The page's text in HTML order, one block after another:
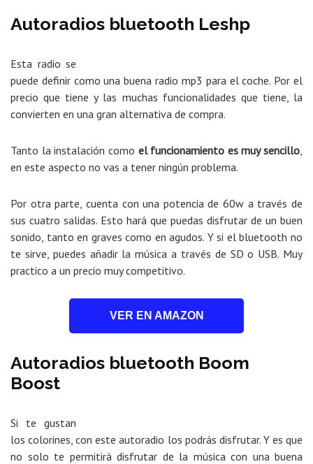
Autoradios bluetooth Leshp
Esta radio se
puede definir como una buena radio mp3 para el coche. Por el
precio que tiene y las muchas funcionalidades que tiene, la
convierten en una gran alternativa de compra.
Tanto la instalación como el funcionamiento es muy sencillo,
en este aspecto no vas a tener ningún problema.
Por otra parte, cuenta con una potencia de 60w a través de
sus cuatro salidas. Esto hará que puedas disfrutar de un buen
sonido, tanto en graves como en agudos. Y si el bluetooth no
te sirve, puedes añadir la música a través de SD o USB. Muy
practico a un precio muy competitivo.
VER EN AMAZON
Autoradios bluetooth Boom
Boost
Si te gustan
los colorines, con este autoradio los podrás disfrutar. Y es que
no solo te permitirá disfrutar de la música con una buena